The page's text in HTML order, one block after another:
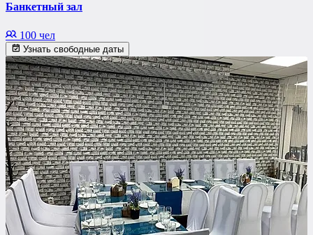
Банкетный зал
100 чел
Узнать свободные даты